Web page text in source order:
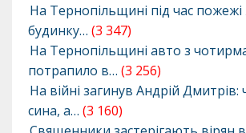
На Тернопільщині під час
будинку… (3 347)
На Тернопільщині авто з
потрапило в… (3 256)
На війні загинув Андрій
сина, а… (3 160)